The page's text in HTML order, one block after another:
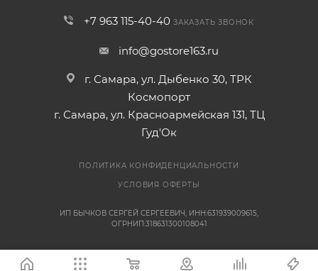
+7 963 115-40-40 ЗАКАЗАТЬ ЗВОНОК
info@gostore163.ru
г. Самара, ул. Дыбенко 30, ТРК
Космопорт
г. Самара, ул. Красноармейская 131, ТЦ
Гуд'Ок
ПОЛИТИКА КОНФИДЕНЦИАЛЬНОСТИ
УСЛОВИЯ ОФЕРТЫ
ИП БЫЧКОВ СЕРГЕЙ СЕРГЕЕВИЧ, ИНН:631939009615,
ОГРНИП:318631300108041